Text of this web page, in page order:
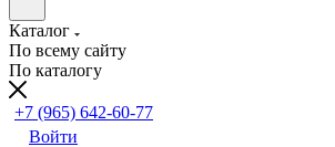
Каталог
По всему сайту
По каталогу
+7 (965) 642-60-77
Войти